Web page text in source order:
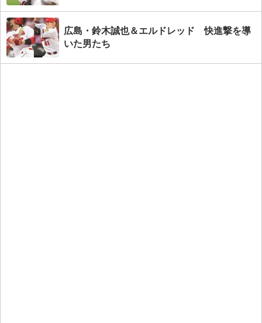
広島・鈴木誠也＆エルドレッド 快進撃を導
いた男たち